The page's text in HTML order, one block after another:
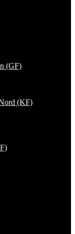
(GF)
(KF)